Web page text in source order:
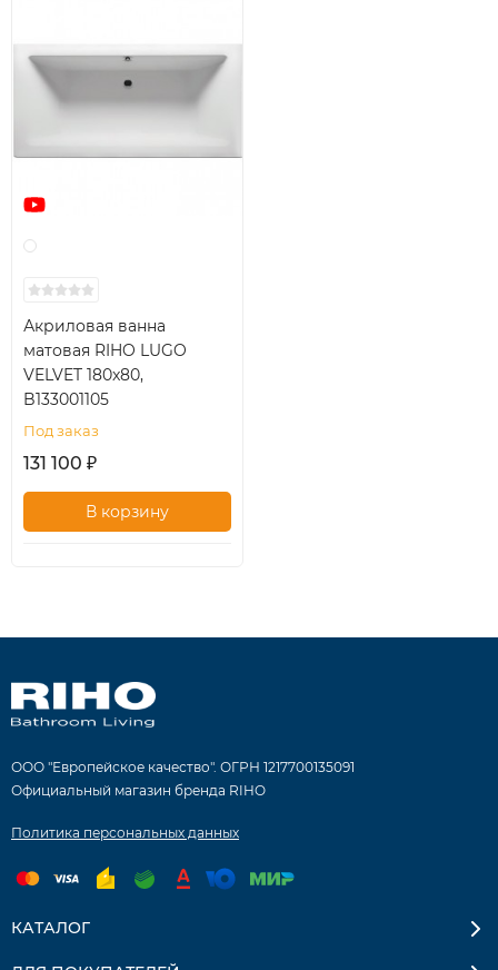
Акриловая ванна
матовая RIHO LUGO
VELVET 180x80,
B133001105
Под заказ
131 100 ₽
В корзину
ООО "Европейское качество". ОГРН 1217700135091
Официальный магазин бренда RIHO
Политика персональных данных
КАТАЛОГ